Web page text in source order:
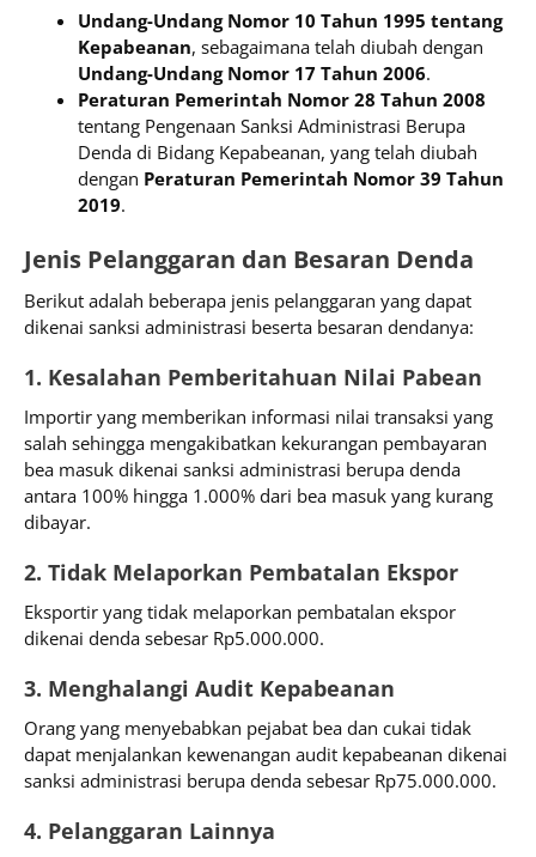
Undang-Undang Nomor 10 Tahun 1995 tentang
Kepabeanan, sebagaimana telah diubah dengan
Undang-Undang Nomor 17 Tahun 2006.
Peraturan Pemerintah Nomor 28 Tahun 2008
tentang Pengenaan Sanksi Administrasi Berupa
Denda di Bidang Kepabeanan, yang telah diubah
dengan Peraturan Pemerintah Nomor 39 Tahun
2019.
Jenis Pelanggaran dan Besaran Denda
Berikut adalah beberapa jenis pelanggaran yang dapat
dikenai sanksi administrasi beserta besaran dendanya:
1. Kesalahan Pemberitahuan Nilai Pabean
Importir yang memberikan informasi nilai transaksi yang
salah sehingga mengakibatkan kekurangan pembayaran
bea masuk dikenai sanksi administrasi berupa denda
antara 100% hingga 1.000% dari bea masuk yang kurang
dibayar.
2. Tidak Melaporkan Pembatalan Ekspor
Eksportir yang tidak melaporkan pembatalan ekspor
dikenai denda sebesar Rp5.000.000.
3. Menghalangi Audit Kepabeanan
Orang yang menyebabkan pejabat bea dan cukai tidak
dapat menjalankan kewenangan audit kepabeanan dikenai
sanksi administrasi berupa denda sebesar Rp75.000.000.
4. Pelanggaran Lainnya